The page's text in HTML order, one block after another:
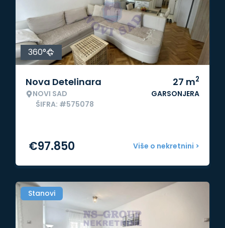
360°
Nova Detelinara
NOVI SAD
ŠIFRA: #575078
27 m2
GARSONJERA
Više o nekretnini >
€97.850
Stanovi